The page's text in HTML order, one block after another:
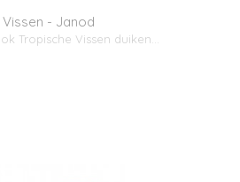
- Janod
Tropische Vissen duiken…